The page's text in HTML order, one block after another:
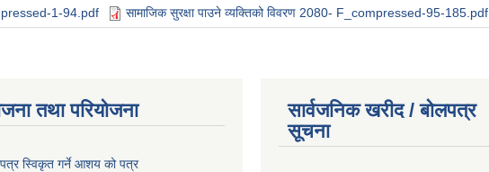
1-94.pdf सामाजिक सुरक्षा पाउने व्यक्तिको विवरण 2080- F_compressed-95-185.pdf
तथा परियोजना
स्विकृत गर्ने आशय को पत्र
सार्वजनिक खरीद / बोलपत्र
सूचना